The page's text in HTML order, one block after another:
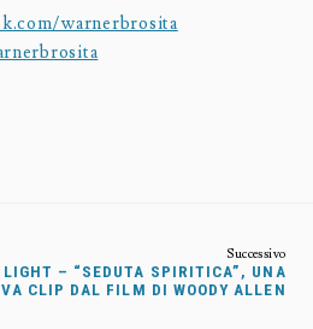
warnerbrosita
– “SEDUTA SPIRITICA”, UNA
CLIP DAL FILM DI WOODY ALLEN